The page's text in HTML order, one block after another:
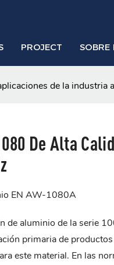
PROJECT SOBRE
de la industria
De Alta
EN AW-1080A
de aluminio de la serie
primaria de
este material. En las